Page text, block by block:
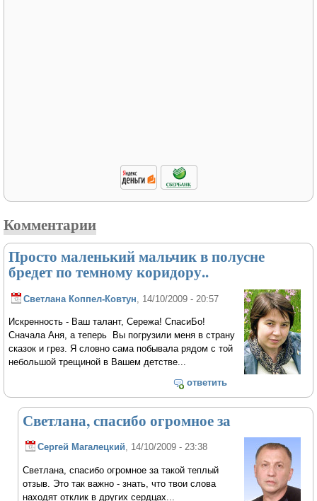
Комментарии
Просто маленький мальчик в полусне
бредет по темному коридору..
Светлана Коппел-Ковтун , 14/10/2009 - 20:57
Искренность - Ваш талант, Сережа! СпасиБо!
Сначала Аня, а теперь Вы погрузили меня в страну
сказок и грез. Я словно сама побывала рядом с той
небольшой трещиной в Вашем детстве...
ответить
Светлана, спасибо огромное за
Сергей Магалецкий, 14/10/2009 - 23:38
Светлана, спасибо огромное за такой теплый
отзыв. Это так важно - знать, что твои слова
находят отклик в других сердцах...